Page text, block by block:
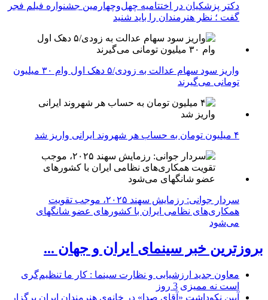
دکتر پزشکیان در اختتامیه چهل‌وچهارمین جشنواره فیلم فجر
گفت ؛ نظر هنرمندان را باید شنید
واریز سود سهام عدالت به زودی/۵ دهک اول وام ۳۰ میلیون
تومانی می‌گیرند
۴ میلیون تومان به حساب هر شهروند ایرانی واریز شد
سردار جوانی: رزمایش سهند ۲۰۲۵، موجب تقویت
همکاری‌های نظامی ایران با کشور‌های عضو شانگهای
می‌شود
بروزترین خبر سینمای ایران و جهان ...
معاون جدید ارزشیابی و نظارت سینما : کار ما تنظیم‌گری
است نه ممیزی 3 روز
آیین نکوداشت «آقای صدا» در خانه‌ی هنرمندان ایران برگزار